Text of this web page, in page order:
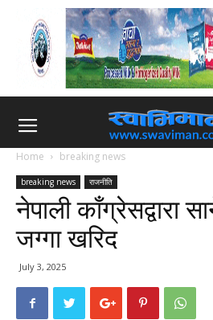
Home breaking news
breaking news राजनीति
नेपाली काँग्रेसद्वारा
जग्गा खरिद
July 3, 2025